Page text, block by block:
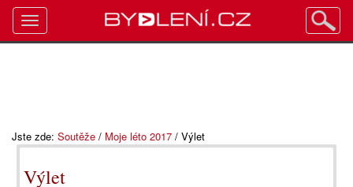
Jste zde: Soutěže / Moje léto 2017 / Výlet
Výlet
Toggle
navigation